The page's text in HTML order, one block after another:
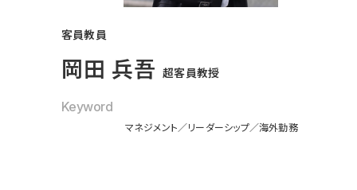
客員教員
岡田 兵吾 超客員教授
Keyword
マネジメント リーダーシップ 海外勤務